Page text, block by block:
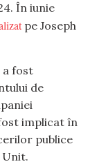
În iunie
pe Joseph
a fost
de
implicat în
publice
Unit.